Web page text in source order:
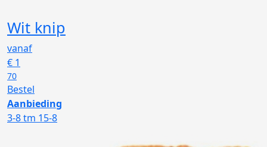
Wit knip
vanaf
€ 1
70
Bestel
Aanbieding
3-8 tm 15-8